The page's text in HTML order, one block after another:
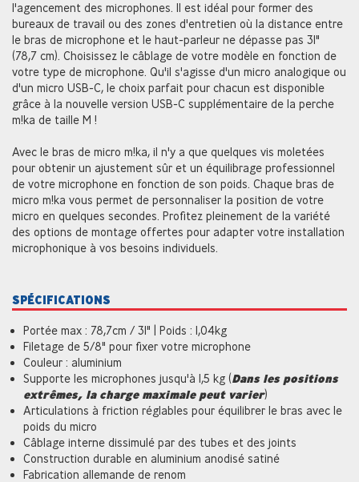
l'agencement des microphones. Il est idéal pour former des
bureaux de travail ou des zones d'entretien où la distance entre
le bras de microphone et le haut-parleur ne dépasse pas 31"
(78,7 cm). Choisissez le câblage de votre modèle en fonction de
votre type de microphone. Qu'il s'agisse d'un micro analogique ou
d'un micro USB-C, le choix parfait pour chacun est disponible
grâce à la nouvelle version USB-C supplémentaire de la perche
m!ka de taille M !
Avec le bras de micro m!ka, il n'y a que quelques vis moletées
pour obtenir un ajustement sûr et un équilibrage professionnel
de votre microphone en fonction de son poids. Chaque bras de
micro m!ka vous permet de personnaliser la position de votre
micro en quelques secondes. Profitez pleinement de la variété
des options de montage offertes pour adapter votre installation
microphonique à vos besoins individuels.
SPÉCIFICATIONS
Portée max : 78,7cm / 31" | Poids : 1,04kg
Filetage de 5/8" pour fixer votre microphone
Couleur : aluminium
Supporte les microphones jusqu'à 1,5 kg (Dans les positions
extrêmes, la charge maximale peut varier)
Articulations à friction réglables pour équilibrer le bras avec le
poids du micro
Câblage interne dissimulé par des tubes et des joints
Construction durable en aluminium anodisé satiné
Fabrication allemande de renom